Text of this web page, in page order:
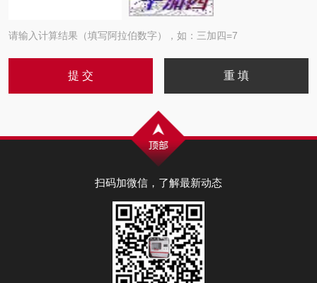
请输入计算结果（填写阿拉伯数字），如：三加四=7
扫码加微信，了解最新动态